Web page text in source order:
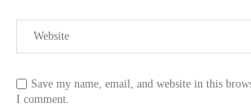
Save my name, email, and website in this
I comment.